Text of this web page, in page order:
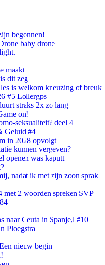
begonnen!
baby drone
maakt.
dit zeg
is welkom kneuzing of breuk
#5 Lollergps
straks 2x zo lang
on!
seksualiteit? deel 4
Geluid #4
in 2028 opvolgt
kunnen vergeven?
openen was kaputt
nadat ik met zijn zoon sprak
met 2 woorden spreken SVP
naar Ceuta in Spanje,l #10
Ploegstra
nieuw begin